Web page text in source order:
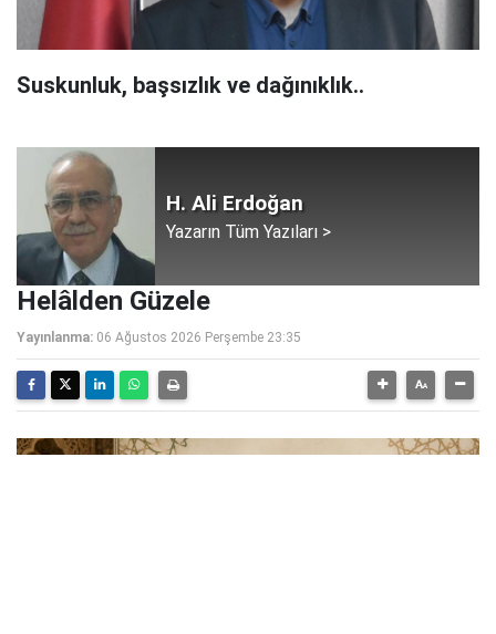
Suskunluk, başsızlık ve dağınıklık..
H. Ali Erdoğan
Yazarın Tüm Yazıları >
Helâlden Güzele
Yayınlanma: 06 Ağustos 2026 Perşembe 23:35